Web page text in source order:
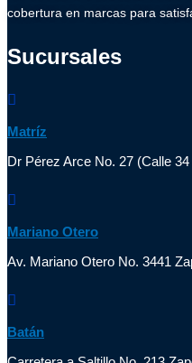
cobertura en marcas para
Sucursales
Matríz
Dr Pérez Arce No. 27 (Calle
Mariano Otero
Av. Mariano Otero No. 3441
Batán